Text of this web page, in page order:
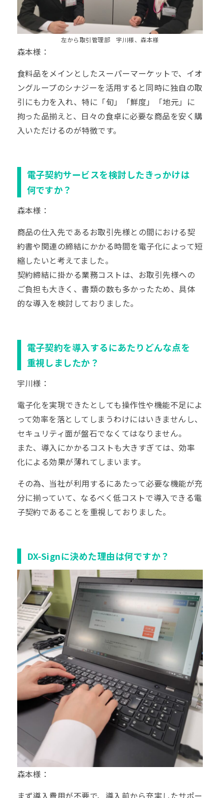
左から取引管理部 宇川様、森本様
森本様：
食料品をメインとしたスーパーマーケットで、イオ
ングループのシナジーを活用すると同時に独自の取
引にも力を入れ、特に「旬」「鮮度」「地元」に
拘った品揃えと、日々の食卓に必要な商品を安く購
入いただけるのが特徴です。
電子契約サービスを検討したきっかけは
何ですか？
森本様：
商品の仕入先であるお取引先様との間における契
約書や関連の締結にかかる時間を電子化によって短
縮したいと考えてました。
契約締結に掛かる業務コストは、お取引先様への
ご負担も大きく、書類の数も多かったため、具体
的な導入を検討しておりました。
電子契約を導入するにあたりどんな点を
重視しましたか？
宇川様：
電子化を実現できたとしても操作性や機能不足によ
って効率を落としてしまうわけにはいきませんし、
セキュリティ面が盤石でなくてはなりません。
また、導入にかかるコストも大きすぎては、効率
化による効果が薄れてしまいます。
その為、当社が利用するにあたって必要な機能が充
分に揃っていて、なるべく低コストで導入できる電
子契約であることを重視しておりました。
DX-Signに決めた理由は何ですか？
森本様：